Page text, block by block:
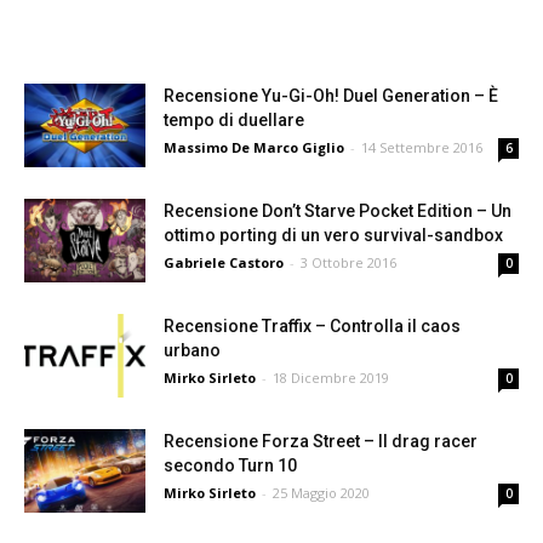
Recensione Yu-Gi-Oh! Duel Generation – È
tempo di duellare
Massimo De Marco Giglio - 14 Settembre 2016 6
Recensione Don’t Starve Pocket Edition – Un
ottimo porting di un vero survival-sandbox
Gabriele Castoro - 3 Ottobre 2016 0
Recensione Traffix – Controlla il caos
urbano
Mirko Sirleto - 18 Dicembre 2019 0
Recensione Forza Street – Il drag racer
secondo Turn 10
Mirko Sirleto - 25 Maggio 2020 0